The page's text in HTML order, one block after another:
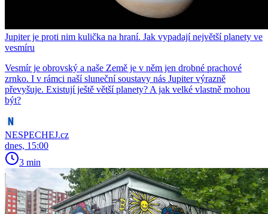
Jupiter je proti nim kulička na hraní. Jak vypadají největší planety ve
vesmíru
Vesmír je obrovský a naše Země je v něm jen drobné prachové
zrnko. I v rámci naší sluneční soustavy nás Jupiter výrazně
převyšuje. Existují ještě větší planety? A jak velké vlastně mohou
být?
NESPECHEJ.cz
dnes, 15:00
3 min